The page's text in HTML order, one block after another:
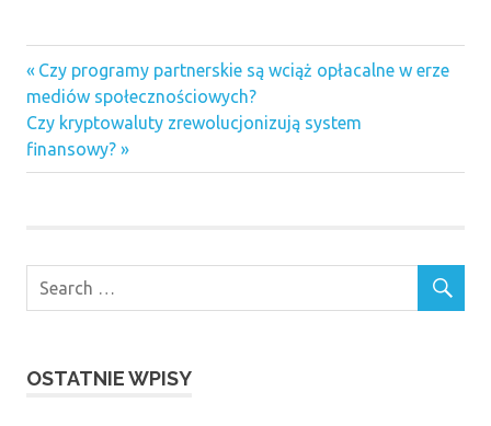
Nawigacja
wpisu
Previous
Post:
Czy programy partnerskie są wciąż opłacalne w erze
mediów społecznościowych?
Next
Post:
Czy kryptowaluty zrewolucjonizują system
finansowy?
OSTATNIE WPISY